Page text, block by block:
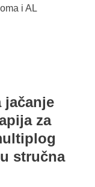
i AL
jačanje
za
stručna